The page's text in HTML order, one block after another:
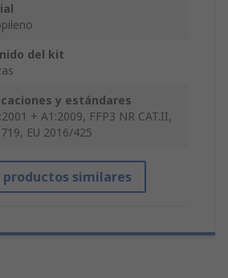
del kit
y estándares
+ A1:2009, FFP3 NR CAT.II,
EU 2016/425
productos similares